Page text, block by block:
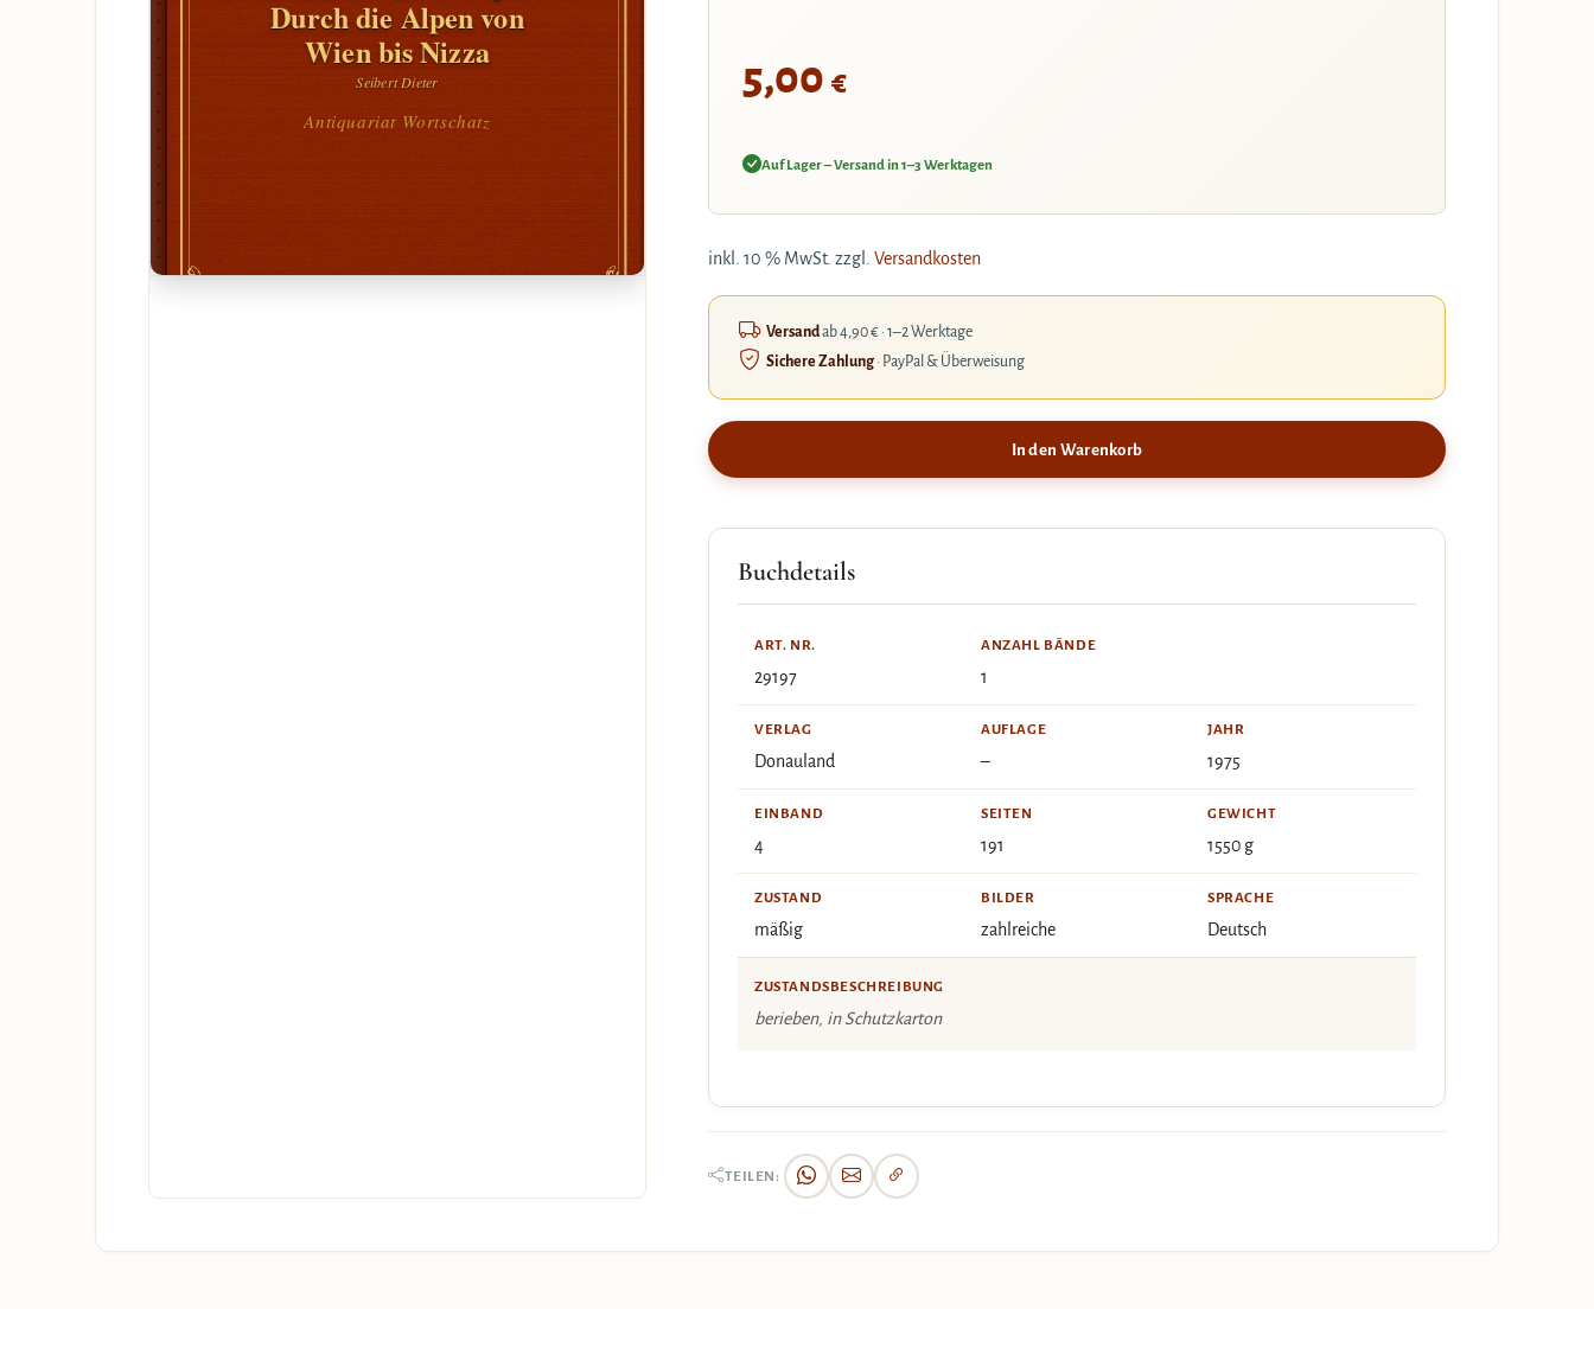
Durch die Alpen von
Wien bis Nizza
Seibert Dieter
Antiquariat Wortschatz
5,00 €
Auf Lager – Versand in 1–3 Werktagen
inkl. 10 % MwSt. zzgl. Versandkosten
Versandab 4,90 € · 1–2 Werktage
Sichere Zahlung· PayPal & Überweisung
In den Warenkorb
Buchdetails
ART. NR.
29197
ANZAHL BÄNDE
1
VERLAG
Donauland
AUFLAGE
–
JAHR
1975
EINBAND
4
SEITEN
191
GEWICHT
1550 g
ZUSTAND
mäßig
BILDER
zahlreiche
SPRACHE
Deutsch
ZUSTANDSBESCHREIBUNG
berieben, in Schutzkarton
TEILEN: